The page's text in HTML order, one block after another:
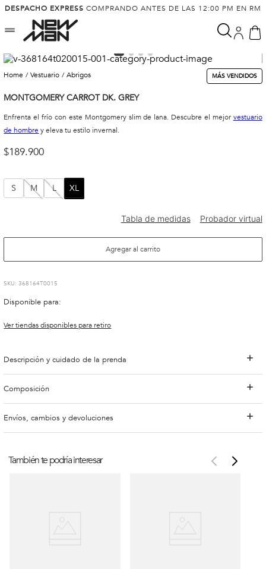
DESPACHO EXPRESS COMPRANDO ANTES DE LAS 12:00 PM EN RM
vestuario abrigos MÁS VENDIDOS
MONTGOMERY CARROT DK. GREY
Enfrenta el frío con este Montgomery slim de lana. Descubre el mejor vestuario
de hombre y eleva tu estilo invernal.
$189.900
S M L XL
Agregar al carrito
:368164T0015
Disponible para:
Ver tiendas disponibles para retiro
Descripción y cuidado de la prenda
Composición
Envíos, cambios y devoluciones
También te podría interesar